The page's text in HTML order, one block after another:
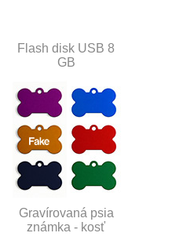
Flash disk USB 8
GB
Gravírovaná psia
známka - kosť